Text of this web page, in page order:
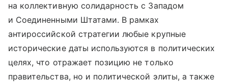
на коллективную солидарность с Западом
и Соединенными Штатами. В рамках
антироссийской стратегии любые крупные
исторические даты используются в политических
целях, что отражает позицию не только
правительства, но и политической элиты, а также